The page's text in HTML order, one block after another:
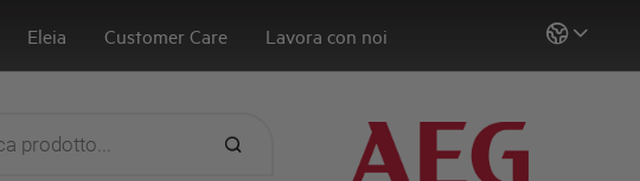
Eleia Customer Care Lavora con noi